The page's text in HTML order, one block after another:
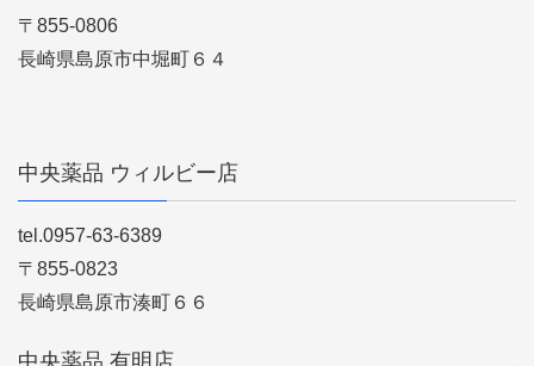
〒855-0806
長崎県島原市中堀町６４
中央薬品 ウィルビー店
tel.0957-63-6389
〒855-0823
長崎県島原市湊町６６
中央薬品 有明店